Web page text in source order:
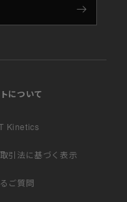
について
Kinetics
引法に基づく表示
ご質問